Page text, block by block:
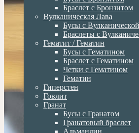
Браслет с Бронзитом
Вулканическая Лава
Бусы с
Браслеты с
Гематит / Гематин
Бусы с Гематином
Браслет с Гематином
Четки с Гематином
Гематин
Гиперстен
Говлит
Гранат
Бусы с Гранатом
Гранатовый браслет
Альмандин